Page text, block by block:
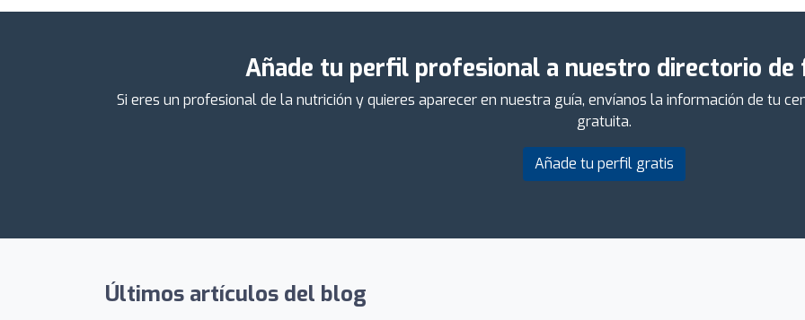
Añade tu perfil profesional a nuestro directorio
Si eres un profesional de la nutrición y quieres aparecer en nuestra guía, envíanos la información de tu
gratuita.
Añade tu perfil gratis
Últimos artículos del blog